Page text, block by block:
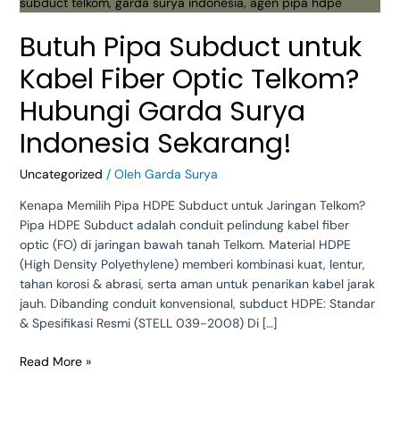
Butuh Pipa Subduct untuk
Kabel Fiber Optic Telkom?
Hubungi Garda Surya
Indonesia Sekarang!
Uncategorized / Oleh Garda Surya
Kenapa Memilih Pipa HDPE Subduct untuk Jaringan Telkom?
Pipa HDPE Subduct adalah conduit pelindung kabel fiber
optic (FO) di jaringan bawah tanah Telkom. Material HDPE
(High Density Polyethylene) memberi kombinasi kuat, lentur,
tahan korosi & abrasi, serta aman untuk penarikan kabel jarak
jauh. Dibanding conduit konvensional, subduct HDPE: Standar
& Spesifikasi Resmi (STELL 039-2008) Di […]
Hubungi
Garda
Surya
Indonesia
Sekarang!
Read More »